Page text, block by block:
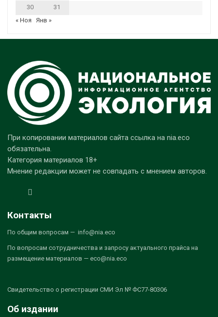
30
31
« Ноя
Янв »
При копировании материалов сайта ссылка на nia.eco
обязательна.
Категория материалов 18+
Мнение редакции может не совпадать с мнением авторов.
Контакты
По общим вопросам — info@nia.eco
По вопросам сотрудничества и запросу актуального прайса на
размещение материалов — eco@nia.eco
Свидетельство о регистрации СМИ Эл № ФС77-80306
Об издании